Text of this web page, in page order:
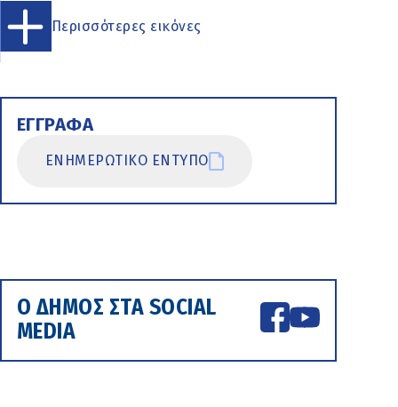
Περισσότερες εικόνες
ΕΓΓΡΑΦΑ
ΕΝΗΜΕΡΩΤΙΚΟ ΕΝΤΥΠΟ
Ο ΔΗΜΟΣ ΣΤΑ SOCIAL
MEDIA